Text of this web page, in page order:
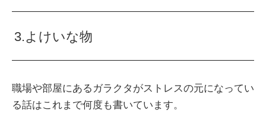
3.よけいな物
職場や部屋にあるガラクタがストレスの元になってい
る話はこれまで何度も書いています。